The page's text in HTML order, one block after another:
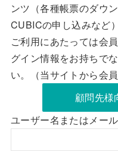
ンツ（各種帳票のダウ
CUBICの申し込みなど
ご利用にあたっては会
グイン情報をお持ちで
い。（当サイトから会
顧問先様
ユーザー名またはメー